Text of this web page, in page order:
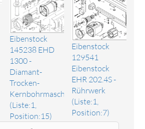
Eibenstock
145238 EHD
1300 -
Diamant-
Trocken-
Kernbohrmaschine
(Liste:1,
Position:15)
Eibenstock
129541
Eibenstock
EHR 202.4S -
Rührwerk
(Liste:1,
Position:7)